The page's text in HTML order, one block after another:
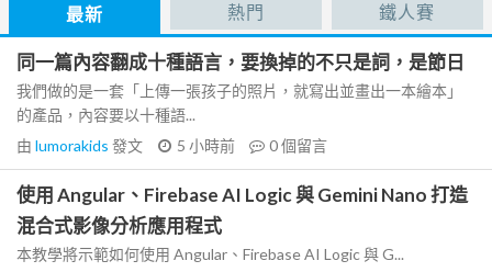
最新 熱門 鐵人賽
同一篇內容翻成十種語言，要換掉的不只是詞，是節日
我們做的是一套「上傳一張孩子的照片，就寫出並畫出一本繪本」
的產品，內容要以十種語...
由 lumorakids 發文 5 小時前 0個留言
使用 Angular、Firebase AI Logic 與 Gemini Nano 打造
混合式影像分析應用程式
本教學將示範如何使用 Angular、Firebase AI Logic 與 G...